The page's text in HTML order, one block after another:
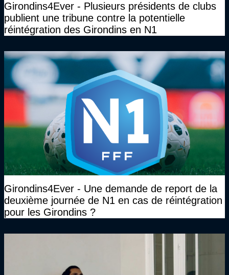
Girondins4Ever - Plusieurs présidents de clubs
publient une tribune contre la potentielle
réintégration des Girondins en N1
Girondins4Ever - Une demande de report de la
deuxième journée de N1 en cas de réintégration
pour les Girondins ?